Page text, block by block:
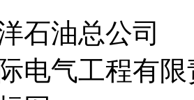
石油总公司
电气工程有